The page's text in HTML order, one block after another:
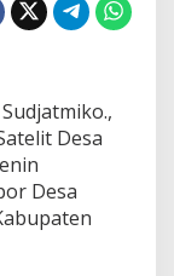
Desa
Desa